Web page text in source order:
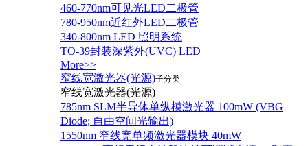
460-770nm可见光LED二极管
780-950nm近红外LED二极管
340-800nm LED 照明系统
TO-39封装深紫外(UVC) LED
More>>
窄线宽激光器(光源)子分类
窄线宽激光器(光源)
785nm SLM半导体单纵模激光器 100mW (VBG
Diode; 自由空间光输出)
1550nm 窄线宽单频激光器模块 40mW